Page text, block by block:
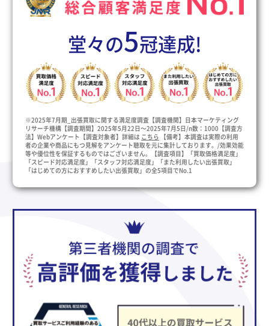
堂々の5冠達成!
※2025年7月期_出張買取に関する満足度調査【調査機関】日本マーケティング
リサーチ機構【調査期間】2025年5月22日～2025年7月5日/n数：1000【調査方
法】Webアンケート【調査対象者】詳細は こちら
【備考】本調査は実際の利用
者の企業や商品にもつ見解をアンケート聴取を元に集計しております。/効果効能
等や優位性を保証するものではございません。【調査項目】「買取価格満足度」
「スピード対応満足度」「スタッフ対応満足度」「また利用したい出張買取」
「はじめての方におすすめしたい出張買取」の全5項目でNo.1